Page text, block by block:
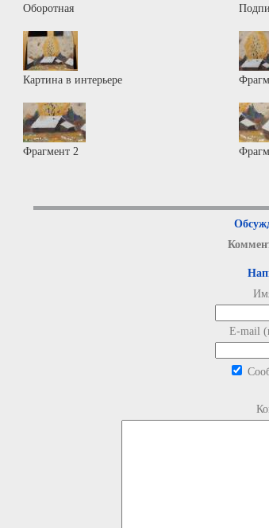
Оборотная
Картина в интерьере
Фрагмент 2
E-mail